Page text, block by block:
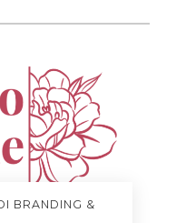
BRANDING &